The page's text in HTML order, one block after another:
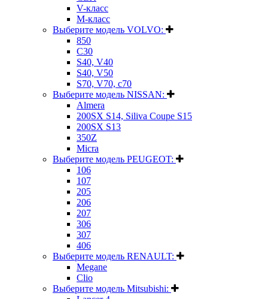
V-класс
M-класс
Выберите модель VOLVO:
850
C30
S40, V40
S40, V50
S70, V70, c70
Выберите модель NISSAN:
Almera
200SX S14, Siliva Coupe S15
200SX S13
350Z
Micra
Выберите модель PEUGEOT:
106
107
205
206
207
306
307
406
Выберите модель RENAULT:
Megane
Clio
Выберите модель Mitsubishi: